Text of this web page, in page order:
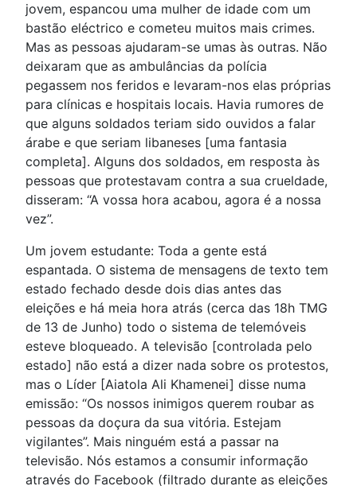
jovem, espancou uma mulher de idade com um
bastão eléctrico e cometeu muitos mais crimes.
Mas as pessoas ajudaram-se umas às outras. Não
deixaram que as ambulâncias da polícia
pegassem nos feridos e levaram-nos elas próprias
para clínicas e hospitais locais. Havia rumores de
que alguns soldados teriam sido ouvidos a falar
árabe e que seriam libaneses [uma fantasia
completa]. Alguns dos soldados, em resposta às
pessoas que protestavam contra a sua crueldade,
disseram: “A vossa hora acabou, agora é a nossa
vez”.
Um jovem estudante: Toda a gente está
espantada. O sistema de mensagens de texto tem
estado fechado desde dois dias antes das
eleições e há meia hora atrás (cerca das 18h TMG
de 13 de Junho) todo o sistema de telemóveis
esteve bloqueado. A televisão [controlada pelo
estado] não está a dizer nada sobre os protestos,
mas o Líder [Aiatola Ali Khamenei] disse numa
emissão: “Os nossos inimigos querem roubar as
pessoas da doçura da sua vitória. Estejam
vigilantes”. Mais ninguém está a passar na
televisão. Nós estamos a consumir informação
através do Facebook (filtrado durante as eleições